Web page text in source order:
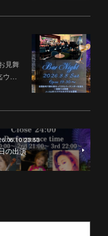
見舞
ウ…
23:53
の出演